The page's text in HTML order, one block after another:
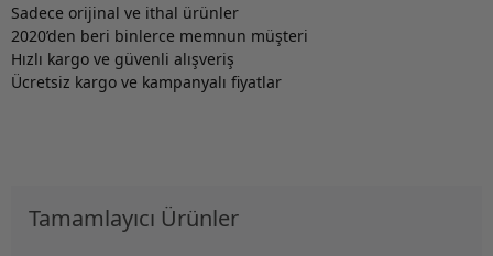
Sadece orijinal ve ithal ürünler
2020’den beri binlerce memnun müşteri
Hızlı kargo ve güvenli alışveriş
Ücretsiz kargo ve kampanyalı fiyatlar
Tamamlayıcı Ürünler